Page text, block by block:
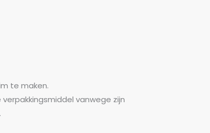
te maken.
vanwege zijn